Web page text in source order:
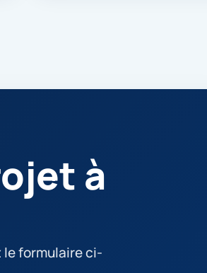
à
le formulaire ci-